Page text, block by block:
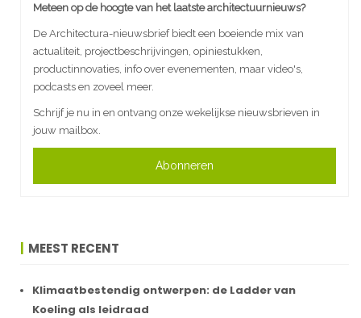
Meteen op de hoogte van het laatste architectuurnieuws?
De Architectura-nieuwsbrief biedt een boeiende mix van
actualiteit, projectbeschrijvingen, opiniestukken,
productinnovaties, info over evenementen, maar video's,
podcasts en zoveel meer.
Schrijf je nu in en ontvang onze wekelijkse nieuwsbrieven in
jouw mailbox.
Abonneren
MEEST RECENT
Klimaatbestendig ontwerpen: de Ladder van
Koeling als leidraad